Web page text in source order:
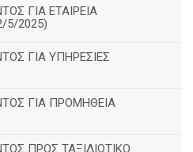
ΓΙΑ ΕΤΑΙΡΕΙΑ
2025)
ΓΙΑ ΥΠΗΡΕΣΙΕΣ
ΓΙΑ ΠΡΟΜΗΘΕΙΑ
ΠΡΟΣ ΤΑΞΙΔΙΩΤΙΚΟ